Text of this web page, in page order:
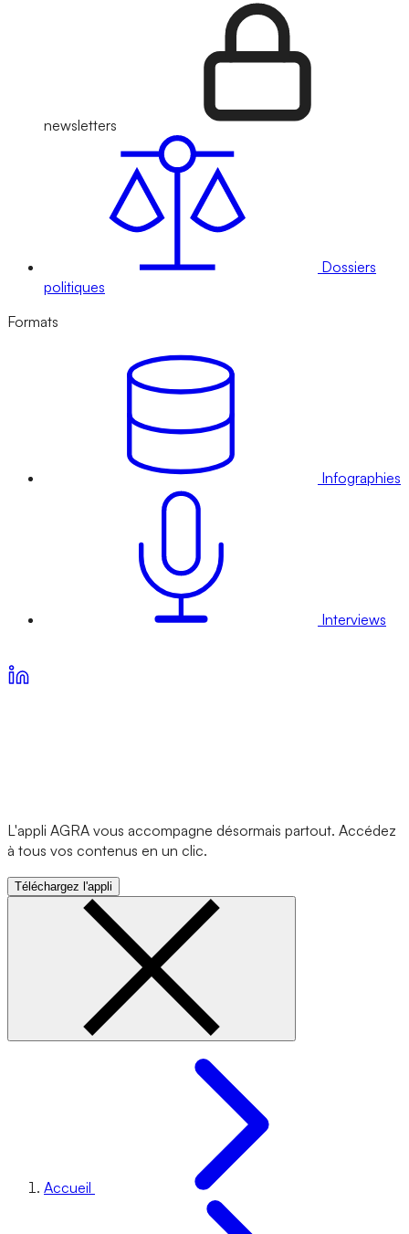
newsletters
Dossiers
politiques
Formats
Infographies
Interviews
L'appli AGRA vous accompagne désormais partout. Accédez
à tous vos contenus en un clic.
Téléchargez l'appli
Accueil